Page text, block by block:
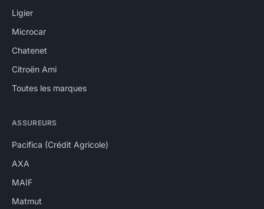
Ligier
Microcar
Chatenet
Citroën Ami
Toutes les marques
ASSUREURS
Pacifica (Crédit Agricole)
AXA
MAIF
Matmut